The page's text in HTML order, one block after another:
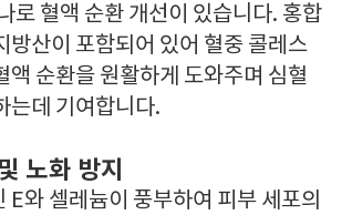
로 혈액 순환 개선이 있습니다. 홍합
방산이 포함되어 있어 혈중 콜레스
액 순환을 원활하게 도와주며 심혈
는데 기여합니다.
노화 방지
E와 셀레늄이 풍부하여 피부 세포의